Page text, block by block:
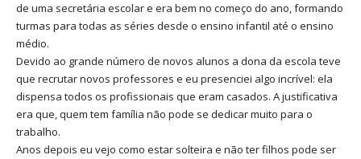
de uma secretária escolar e era bem no começo do ano, formando
turmas para todas as séries desde o ensino infantil até o ensino
médio.
Devido ao grande número de novos alunos a dona da escola teve
que recrutar novos professores e eu presenciei algo incrível: ela
dispensa todos os profissionais que eram casados. A justificativa
era que, quem tem família não pode se dedicar muito para o
trabalho.
Anos depois eu vejo como estar solteira e não ter filhos pode ser